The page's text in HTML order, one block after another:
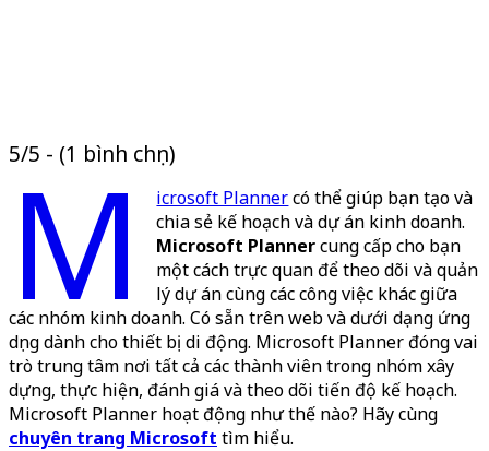
5/5 - (1 bình chọn)
M icrosoft Plannercó thể giúp bạn tạo và
chia sẻ kế hoạch và dự án kinh doanh.
Microsoft Plannercung cấp cho bạn
một cách trực quan để theo dõi và quản
lý dự án cùng các công việc khác giữa
các nhóm kinh doanh. Có sẵn trên web và dưới dạng ứng
dụng dành cho thiết bị di động. Microsoft Planner đóng vai
trò trung tâm nơi tất cả các thành viên trong nhóm xây
dựng, thực hiện, đánh giá và theo dõi tiến độ kế hoạch.
Microsoft Planner hoạt động như thế nào? Hãy cùng
chuyên trang Microsoft tìm hiểu.